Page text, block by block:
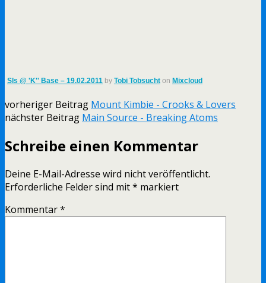
Sls @ 'K'' Base – 19.02.2011 by Tobi Tobsucht on Mixcloud
vorheriger Beitrag Mount Kimbie - Crooks & Lovers
nächster Beitrag Main Source - Breaking Atoms
Schreibe einen Kommentar
Deine E-Mail-Adresse wird nicht veröffentlicht.
Erforderliche Felder sind mit* markiert
Kommentar*